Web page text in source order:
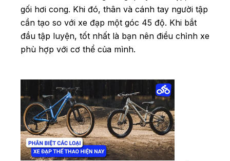
gối hơi cong. Khi đó, thân và cánh tay người tập
cần tạo so với xe đạp một góc 45 độ. Khi bắt
đầu tập luyện, tốt nhất là bạn nên điều chỉnh xe
phù hợp với cơ thể của mình.